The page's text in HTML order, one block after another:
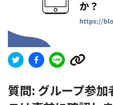
質問: グループ参